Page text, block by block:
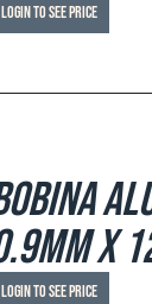
Login to see price
x
Login to see price